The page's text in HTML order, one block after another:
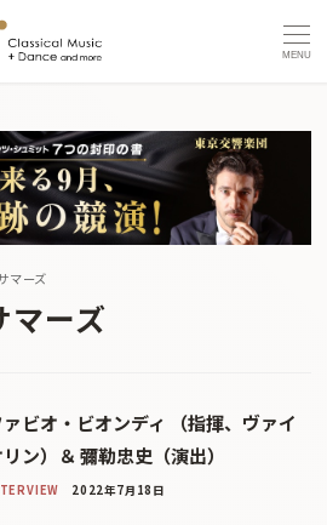
MENU
マーズ
マーズ
ァビオ・ビオンディ （指揮、ヴァイ
ン）＆ 彌勒忠史（演出）
2022年7月18日